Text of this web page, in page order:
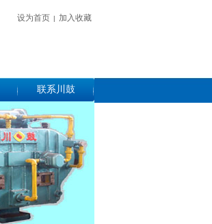
设为首页 | 加入收藏
联系川鼓